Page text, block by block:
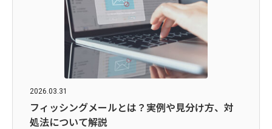
2026.03.31
フィッシングメールとは？実例や見分け方、対
処法について解説